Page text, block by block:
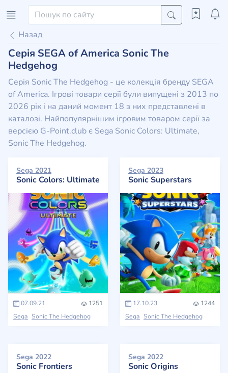
Назад
Серія SEGA of America Sonic The
Hedgehog
Серія Sonic The Hedgehog - це колекція бренду SEGA
of America. Ігрові товари серії були випущені з 2013 по
2026 рік і на даний момент 18 з них представлені в
каталозі. Найпопулярнішим ігровим товаром серії за
версією G-Point.club є Sega Sonic Colors: Ultimate,
Sonic The Hedgehog.
Sega 2021
Sonic Colors: Ultimate
07.09.21
1251
Sega Sonic The Hedgehog
Sega 2023
Sonic Superstars
17.10.23
1244
Sega Sonic The Hedgehog
Sega 2022
Sonic Frontiers
Sega 2022
Sonic Origins